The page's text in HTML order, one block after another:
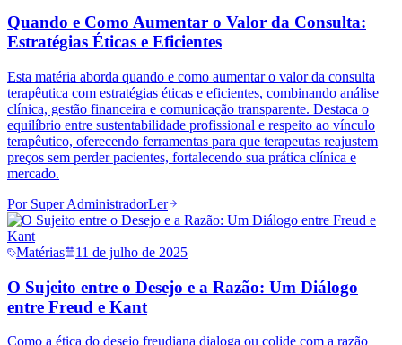
Quando e Como Aumentar o Valor da Consulta:
Estratégias Éticas e Eficientes
Esta matéria aborda quando e como aumentar o valor da consulta
terapêutica com estratégias éticas e eficientes, combinando análise
clínica, gestão financeira e comunicação transparente. Destaca o
equilíbrio entre sustentabilidade profissional e respeito ao vínculo
terapêutico, oferecendo ferramentas para que terapeutas reajustem
preços sem perder pacientes, fortalecendo sua prática clínica e
mercado.
Por Super AdministradorLer
Matérias 11 de julho de 2025
O Sujeito entre o Desejo e a Razão: Um Diálogo
entre Freud e Kant
Como a ética do desejo freudiana dialoga ou colide com a razão